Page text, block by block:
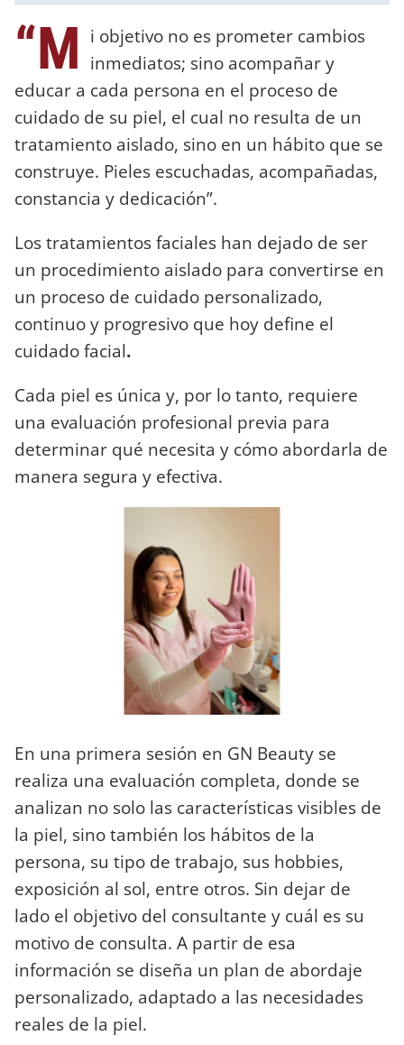
“M i objetivo no es prometer cambios
inmediatos; sino acompañar y
educar a cada persona en el proceso de
cuidado de su piel, el cual no resulta de un
tratamiento aislado, sino en un hábito que se
construye. Pieles escuchadas, acompañadas,
constancia y dedicación”.
Los tratamientos faciales han dejado de ser
un procedimiento aislado para convertirse en
un proceso de cuidado personalizado,
continuo y progresivo que hoy define el
cuidado facial.
Cada piel es única y, por lo tanto, requiere
una evaluación profesional previa para
determinar qué necesita y cómo abordarla de
manera segura y efectiva.
En una primera sesión en GN Beauty se
realiza una evaluación completa, donde se
analizan no solo las características visibles de
la piel, sino también los hábitos de la
persona, su tipo de trabajo, sus hobbies,
exposición al sol, entre otros. Sin dejar de
lado el objetivo del consultante y cuál es su
motivo de consulta. A partir de esa
información se diseña un plan de abordaje
personalizado, adaptado a las necesidades
reales de la piel.